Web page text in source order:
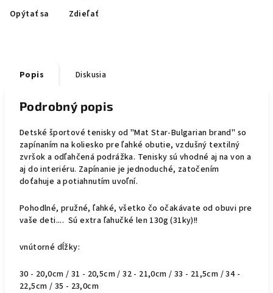
Opýtať sa Zdieľať
Popis Diskusia
Podrobný popis
Detské športové tenisky od "Mat Star-Bulgarian brand" so
zapínaním na koliesko pre ľahké obutie, vzdušný textilný
zvršok a odľahčená podrážka. Tenisky sú vhodné aj na von a
aj do interiéru. Zapínanie je jednoduché, zatočením
doťahuje a potiahnutím uvoľní.
Pohodlné, pružné, ľahké, všetko čo očakávate od obuvi pre
vaše deti.... Sú extra ľahučké len 130g (31ky)!!
vnútorné dĺžky:
30 - 20,0cm / 31 - 20,5cm / 32 - 21,0cm / 33 - 21,5cm / 34 -
22,5cm / 35 - 23,0cm